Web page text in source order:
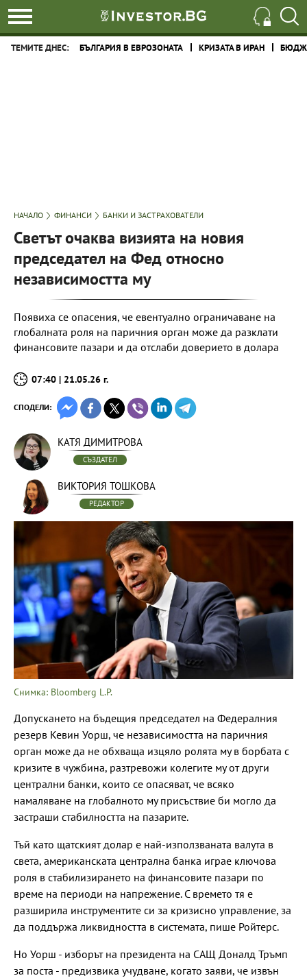
ТЕМИТЕ ДНЕС: БЪЛГАРИЯ В ЕВРОЗОНАТА КРИЗАТА В ИРАН
НАЧАЛО ФИНАНСИ БАНКИ И ЗАСТРАХОВАТЕЛИ
Светът очаква визията на новия
председател на Фед относно
независимостта му
Появиха се опасения, че евентуално ограничаване на
глобалната роля на паричния орган може да разклати
финансовите пазари и да отслаби доверието в долара
07:40 | 21.05.26 г.
СПОДЕЛИ:
КАТЯ ДИМИТРОВА
СЪЗДАТЕЛ
ВИКТОРИЯ ТОШКОВА
РЕДАКТОР
Снимка: Bloomberg L.P.
Допускането на бъдещия председател на Федералния
резерв Кевин Уорш, че независимостта на паричния
орган може да не обхваща изцяло ролята му в борбата с
кризите в чужбина, разтревожи колегите му от други
централни банки, които се опасяват, че всяко
намаляване на глобалното му присъствие би могло да
застраши стабилността на пазарите.
Тъй като щатският долар е най-използваната валута в
света, американската централна банка играе ключова
роля в стабилизирането на финансовите пазари по
време на периоди на напрежение. С времето тя е
разширила инструментите си за кризисно управление, за
да поддържа ликвидността в системата, пише Ройтерс.
Но Уорш - изборът на президента на САЩ Доналд Тръмп
за поста - предизвика учудване, когато заяви, че извън